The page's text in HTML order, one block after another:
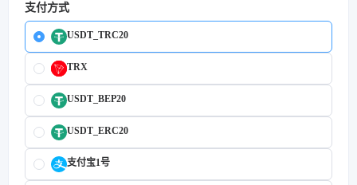
支付方式
USDT_TRC20
TRX
USDT_BEP20
USDT_ERC20
支付宝1号